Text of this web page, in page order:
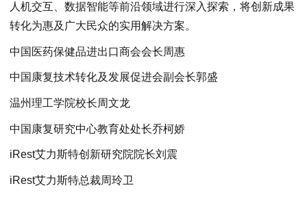
人机交互、数据智能等前沿领域进行深入探索，将创新成果
转化为惠及广大民众的实用解决方案。
中国医药保健品进出口商会会长周惠
中国康复技术转化及发展促进会副会长郭盛
温州理工学院校长周文龙
中国康复研究中心教育处处长乔柯娇
iRest艾力斯特创新研究院院长刘震
iRest艾力斯特总裁周玲卫